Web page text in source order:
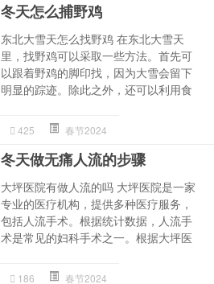
冬天怎么捕野鸡
东北大雪天怎么找野鸡 在东北大雪天
里，找野鸡可以采取一些方法。首先可
以跟着野鸡的脚印找，因为大雪会留下
明显的踪迹。除此之外，还可以利用食
425 春节2024
冬天做无痛人流的步骤
大坪医院有做人流的吗 大坪医院是一家
专业的医疗机构，提供多种医疗服务，
包括人流手术。根据统计数据，人流手
术是常见的妇科手术之一。根据大坪医
186 春节2024